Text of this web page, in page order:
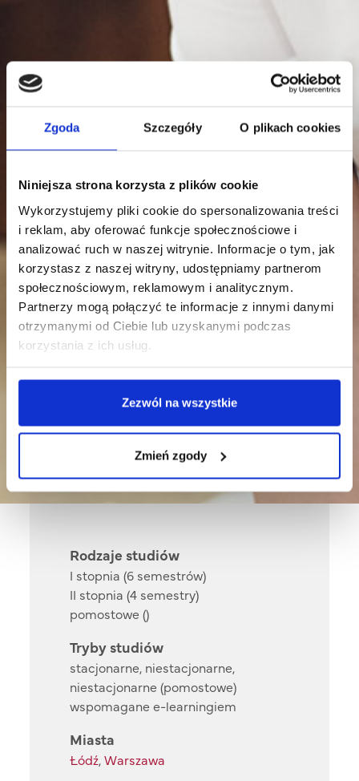
Zgoda Szczegóły O plikach cookies
Niniejsza strona korzysta z plików cookie
Wykorzystujemy pliki cookie do spersonalizowania treści
i reklam, aby oferować funkcje społecznościowe i
analizować ruch w naszej witrynie. Informacje o tym, jak
korzystasz z naszej witryny, udostępniamy partnerom
społecznościowym, reklamowym i analitycznym.
Partnerzy mogą połączyć te informacje z innymi danymi
otrzymanymi od Ciebie lub uzyskanymi podczas
korzystania z ich usług.
Zezwól na wszystkie
Zmień zgody
uczenia się
Rodzaje studiów
I stopnia (6 semestrów)
II stopnia (4 semestry)
pomostowe ()
Tryby studiów
stacjonarne, niestacjonarne,
niestacjonarne (pomostowe)
wspomagane e-learningiem
Miasta
Łódź,Warszawa